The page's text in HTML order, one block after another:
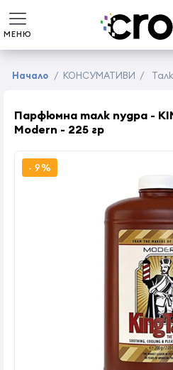
МЕНЮ
Начало / КОНСУМАТИВИ /
Парфюмна талк пудра -
Modern - 225 гр
- 9%